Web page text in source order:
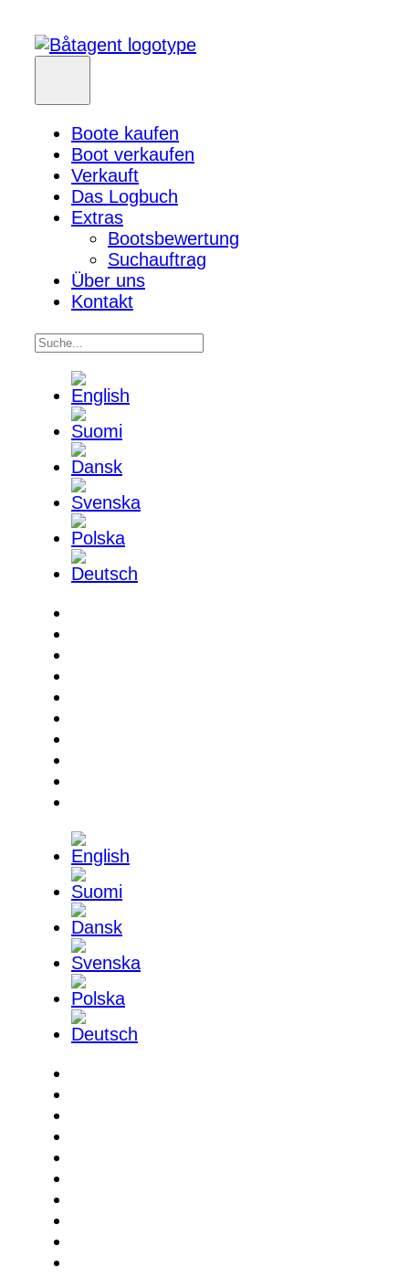
Boote kaufen
Boot verkaufen
Verkauft
Das Logbuch
Extras
Bootsbewertung
Suchauftrag
Über uns
Kontakt